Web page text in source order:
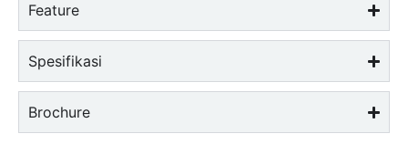
Feature
Spesifikasi
Brochure